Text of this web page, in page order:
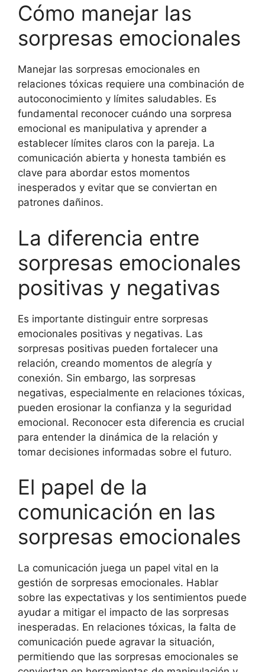
Cómo manejar las
sorpresas emocionales
Manejar las sorpresas emocionales en
relaciones tóxicas requiere una combinación de
autoconocimiento y límites saludables. Es
fundamental reconocer cuándo una sorpresa
emocional es manipulativa y aprender a
establecer límites claros con la pareja. La
comunicación abierta y honesta también es
clave para abordar estos momentos
inesperados y evitar que se conviertan en
patrones dañinos.
La diferencia entre
sorpresas emocionales
positivas y negativas
Es importante distinguir entre sorpresas
emocionales positivas y negativas. Las
sorpresas positivas pueden fortalecer una
relación, creando momentos de alegría y
conexión. Sin embargo, las sorpresas
negativas, especialmente en relaciones tóxicas,
pueden erosionar la confianza y la seguridad
emocional. Reconocer esta diferencia es crucial
para entender la dinámica de la relación y
tomar decisiones informadas sobre el futuro.
El papel de la
comunicación en las
sorpresas emocionales
La comunicación juega un papel vital en la
gestión de sorpresas emocionales. Hablar
sobre las expectativas y los sentimientos puede
ayudar a mitigar el impacto de las sorpresas
inesperadas. En relaciones tóxicas, la falta de
comunicación puede agravar la situación,
permitiendo que las sorpresas emocionales se